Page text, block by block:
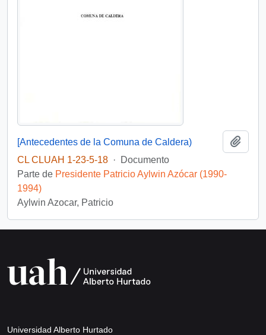
[Antecedentes de la Comuna de Caldera)
CL CLUAH 1-23-5-18 ·
Documento
Parte de Presidente Patricio Aylwin Azócar (1990-
1994)
Aylwin Azocar, Patricio
Universidad Alberto Hurtado